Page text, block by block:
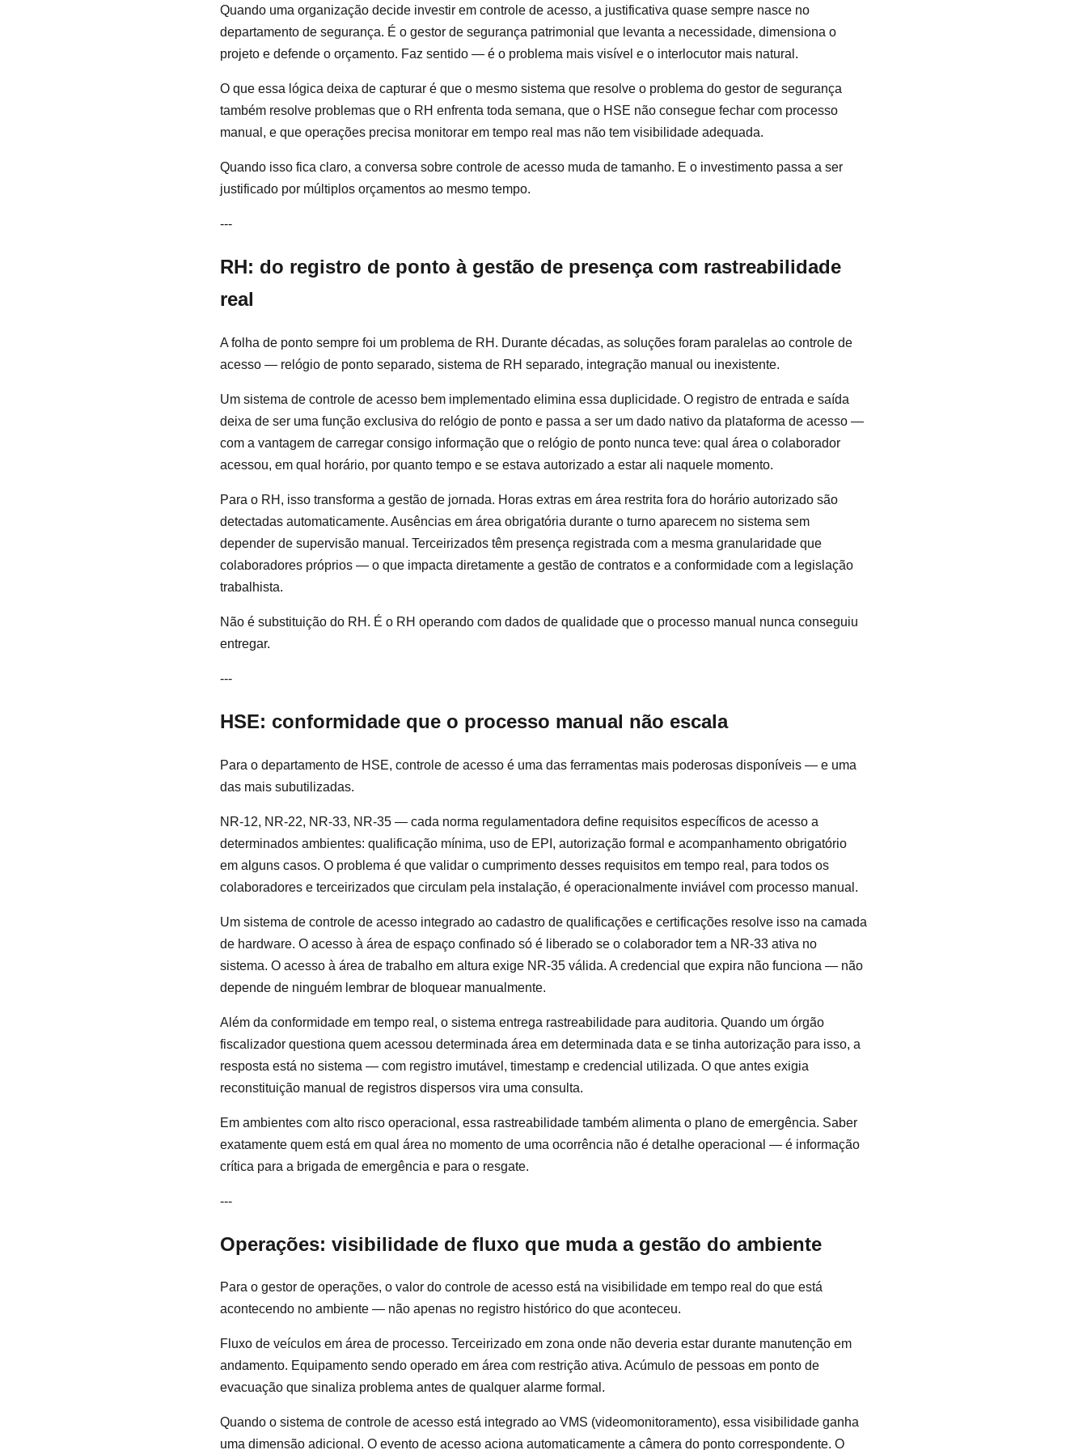
Quando uma organização decide investir em controle de acesso, a justificativa quase sempre nasce no
departamento de segurança. É o gestor de segurança patrimonial que levanta a necessidade, dimensiona o
projeto e defende o orçamento. Faz sentido — é o problema mais visível e o interlocutor mais natural.
O que essa lógica deixa de capturar é que o mesmo sistema que resolve o problema do gestor de segurança
também resolve problemas que o RH enfrenta toda semana, que o HSE não consegue fechar com processo
manual, e que operações precisa monitorar em tempo real mas não tem visibilidade adequada.
Quando isso fica claro, a conversa sobre controle de acesso muda de tamanho. E o investimento passa a ser
justificado por múltiplos orçamentos ao mesmo tempo.
---
RH: do registro de ponto à gestão de presença com rastreabilidade
real
A folha de ponto sempre foi um problema de RH. Durante décadas, as soluções foram paralelas ao controle de
acesso — relógio de ponto separado, sistema de RH separado, integração manual ou inexistente.
Um sistema de controle de acesso bem implementado elimina essa duplicidade. O registro de entrada e saída
deixa de ser uma função exclusiva do relógio de ponto e passa a ser um dado nativo da plataforma de acesso —
com a vantagem de carregar consigo informação que o relógio de ponto nunca teve: qual área o colaborador
acessou, em qual horário, por quanto tempo e se estava autorizado a estar ali naquele momento.
Para o RH, isso transforma a gestão de jornada. Horas extras em área restrita fora do horário autorizado são
detectadas automaticamente. Ausências em área obrigatória durante o turno aparecem no sistema sem
depender de supervisão manual. Terceirizados têm presença registrada com a mesma granularidade que
colaboradores próprios — o que impacta diretamente a gestão de contratos e a conformidade com a legislação
trabalhista.
Não é substituição do RH. É o RH operando com dados de qualidade que o processo manual nunca conseguiu
entregar.
---
HSE: conformidade que o processo manual não escala
Para o departamento de HSE, controle de acesso é uma das ferramentas mais poderosas disponíveis — e uma
das mais subutilizadas.
NR-12, NR-22, NR-33, NR-35 — cada norma regulamentadora define requisitos específicos de acesso a
determinados ambientes: qualificação mínima, uso de EPI, autorização formal e acompanhamento obrigatório
em alguns casos. O problema é que validar o cumprimento desses requisitos em tempo real, para todos os
colaboradores e terceirizados que circulam pela instalação, é operacionalmente inviável com processo manual.
Um sistema de controle de acesso integrado ao cadastro de qualificações e certificações resolve isso na camada
de hardware. O acesso à área de espaço confinado só é liberado se o colaborador tem a NR-33 ativa no
sistema. O acesso à área de trabalho em altura exige NR-35 válida. A credencial que expira não funciona — não
depende de ninguém lembrar de bloquear manualmente.
Além da conformidade em tempo real, o sistema entrega rastreabilidade para auditoria. Quando um órgão
fiscalizador questiona quem acessou determinada área em determinada data e se tinha autorização para isso, a
resposta está no sistema — com registro imutável, timestamp e credencial utilizada. O que antes exigia
reconstituição manual de registros dispersos vira uma consulta.
Em ambientes com alto risco operacional, essa rastreabilidade também alimenta o plano de emergência. Saber
exatamente quem está em qual área no momento de uma ocorrência não é detalhe operacional — é informação
crítica para a brigada de emergência e para o resgate.
---
Operações: visibilidade de fluxo que muda a gestão do ambiente
Para o gestor de operações, o valor do controle de acesso está na visibilidade em tempo real do que está
acontecendo no ambiente — não apenas no registro histórico do que aconteceu.
Fluxo de veículos em área de processo. Terceirizado em zona onde não deveria estar durante manutenção em
andamento. Equipamento sendo operado em área com restrição ativa. Acúmulo de pessoas em ponto de
evacuação que sinaliza problema antes de qualquer alarme formal.
Quando o sistema de controle de acesso está integrado ao VMS (videomonitoramento), essa visibilidade ganha
uma dimensão adicional. O evento de acesso aciona automaticamente a câmera do ponto correspondente. O